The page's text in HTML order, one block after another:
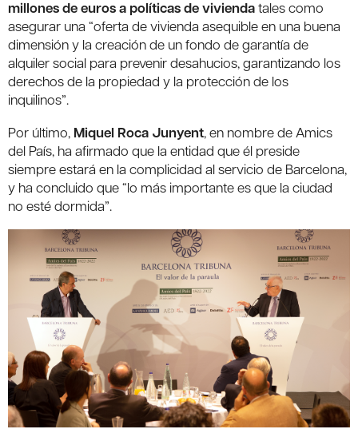
millones de euros a políticas de viviendatales como
asegurar una “oferta de vivienda asequible en una buena
dimensión y la creación de un fondo de garantía de
alquiler social para prevenir desahucios, garantizando los
derechos de la propiedad y la protección de los
inquilinos”.
Por último, Miquel Roca Junyent, en nombre de Amics
del País, ha afirmado que la entidad que él preside
siempre estará en la complicidad al servicio de Barcelona,
y ha concluido que “lo más importante es que la ciudad
no esté dormida”.